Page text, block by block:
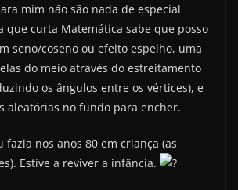
mim não são nada de especial
que curta Matemática sabe que posso
seno/coseno ou efeito espelho, uma
do meio através do estreitamento
os ângulos entre os vértices), e
aleatórias no fundo para encher.
fazia nos anos 80 em criança (as
Estive a reviver a infância.